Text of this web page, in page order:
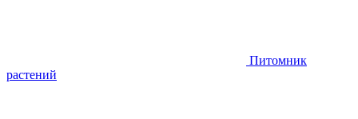
Питомник
растений